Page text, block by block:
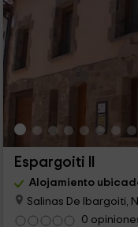
Espargoiti II
Alojamiento
Salinas De Ibargoiti,
0